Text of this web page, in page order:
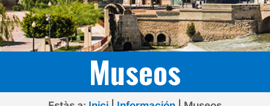
Museos